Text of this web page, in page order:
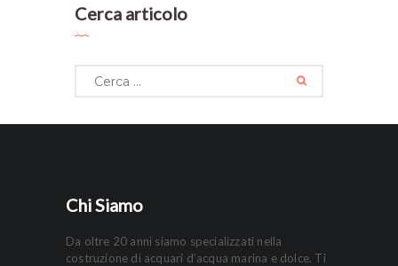
Cerca articolo
Ricerca
per:
Chi Siamo
Da oltre 20 anni siamo specializzati nella
costruzione di acquari d’acqua marina e dolce. Ti